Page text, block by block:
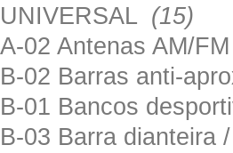
UNIVERSAL (15)
A-02 Antenas AM/
B-02 Barras anti-
B-01 Bancos
B-03 Barra dianteira